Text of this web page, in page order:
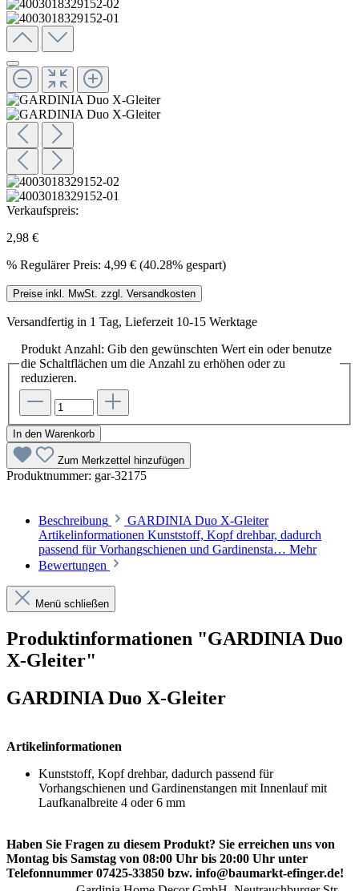
Verkaufspreis:
2,98 €
% Regulärer Preis: 4,99 € (40.28% gespart)
Preise inkl. MwSt. zzgl. Versandkosten
Versandfertig in 1 Tag, Lieferzeit 10-15 Werktage
Produkt Anzahl: Gib den gewünschten Wert ein oder benutze
die Schaltflächen um die Anzahl zu erhöhen oder zu
reduzieren.
In den Warenkorb
Zum Merkzettel hinzufügen
Produktnummer: gar-32175
Beschreibung
GARDINIA Duo X-Gleiter
Artikelinformationen Kunststoff, Kopf drehbar, dadurch
passend für Vorhangschienen und Gardinensta… Mehr
Bewertungen
Menü schließen
Produktinformationen "GARDINIA Duo
X-Gleiter"
GARDINIA Duo X-Gleiter
Artikelinformationen
Kunststoff, Kopf drehbar, dadurch passend für
Vorhangschienen und Gardinenstangen mit Innenlauf mit
Laufkanalbreite 4 oder 6 mm
Haben Sie Fragen zu diesem Produkt? Sie erreichen uns von
Montag bis Samstag von 08:00 Uhr bis 20:00 Uhr unter
Telefonnummer 07425-33850 bzw. info@baumarkt-efinger.de!